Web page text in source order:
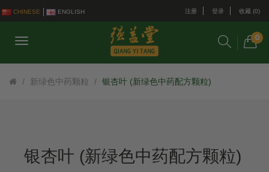
CHINESE ENGLISH 注册 登录 收藏 (0)
0
新绿色中药颗粒 银杏叶 (新绿色中药配方颗粒)
银杏叶 (新绿色中药配方颗粒)